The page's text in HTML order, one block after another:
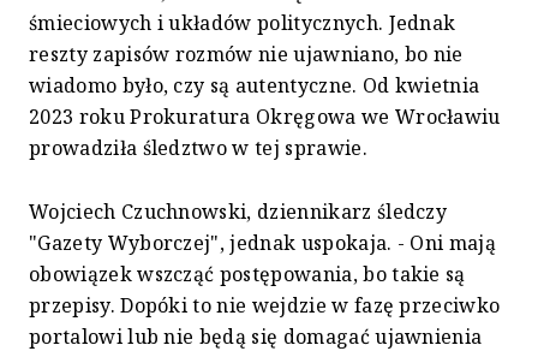
śmieciowych i układów politycznych. Jednak
reszty zapisów rozmów nie ujawniano, bo nie
wiadomo było, czy są autentyczne. Od kwietnia
2023 roku Prokuratura Okręgowa we Wrocławiu
prowadziła śledztwo w tej sprawie.
Wojciech Czuchnowski, dziennikarz śledczy
"Gazety Wyborczej", jednak uspokaja. - Oni mają
obowiązek wszcząć postępowania, bo takie są
przepisy. Dopóki to nie wejdzie w fazę przeciwko
portalowi lub nie będą się domagać ujawnienia